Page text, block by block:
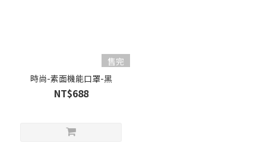
售完
時尚-素面機能口罩-黑
NT$688